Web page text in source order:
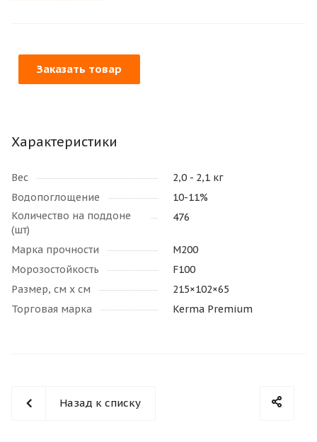
Заказать товар
Характеристики
Вес
2,0 - 2,1 кг
Водопоглощение
10-11%
Количество на поддоне
(шт)
476
Марка прочности
М200
Морозостойкость
F100
Размер, см х см
215×102×65
Торговая марка
Kerma Premium
Назад к списку